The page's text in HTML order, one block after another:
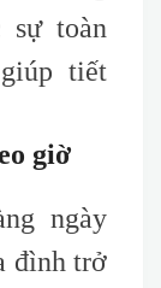
sự toàn
tiết
giờ
ngày
đình trở